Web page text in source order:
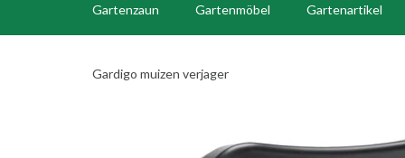
Gartenzaun Gartenmöbel Gartenartikel
Gardigo muizen verjager